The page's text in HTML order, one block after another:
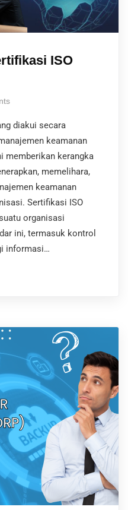
ISO
diakui secara
keamanan
memberikan kerangka
memelihara,
keamanan
Sertifikasi ISO
organisasi
ini, termasuk kontrol
informasi…